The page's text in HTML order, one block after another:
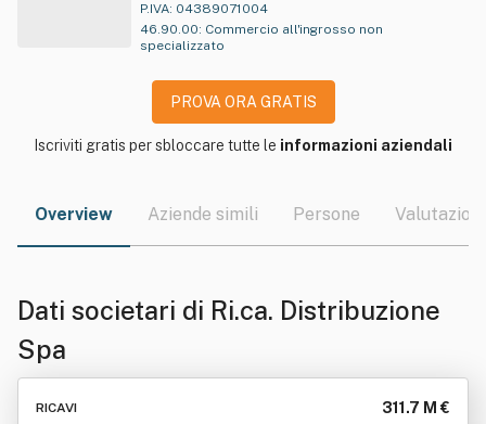
P.IVA: 04389071004
46.90.00: Commercio all'ingrosso non
specializzato
PROVA ORA GRATIS
Iscriviti gratis per sbloccare tutte le informazioni aziendali
Overview Aziende simili Persone Valutazioni
Dati societari di Ri.ca. Distribuzione
Spa
RICAVI 311.7 M €